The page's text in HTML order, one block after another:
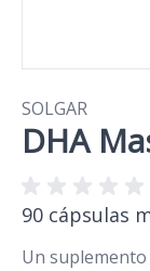
SOLGAR
DHA
90 cápsulas
Un